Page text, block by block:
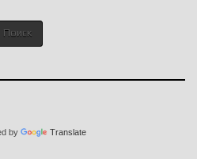
Поиск
by Translate